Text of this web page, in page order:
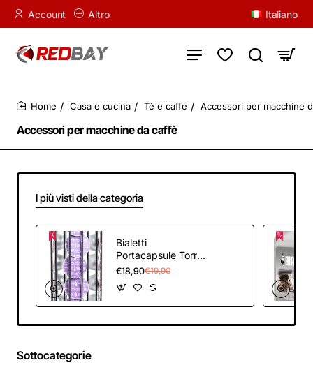
Account Altro Italiano
Accessori per macchine da caffè
Casa e cucina Tè e caffè Accessori per macchine
I più visti della categoria
Bialetti
Portacapsule Torre
In Acciaio Con Base
Girevole Contiene
Fino A 28 Capsule,
31 x 10 x 10 cm
€18,90€19,90
Sottocategorie